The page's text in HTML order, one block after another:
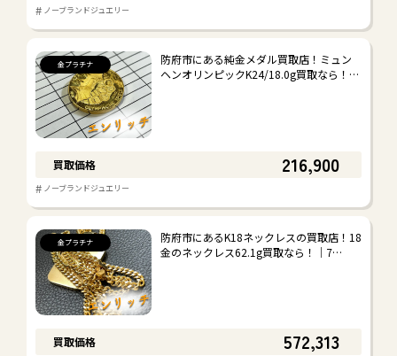
# 金プラチナ
# ノーブランドジュエリー
# ティファニー
# カレライカレラ # その他
時計
# ロレックス
# ノーブランドジュエリー
金プラチナ
防府市にある純金メダル買取店！ミュン
ヘンオリンピックK24/18.0g買取なら！…
買取価格 216,900
# ノーブランドジュエリー
金プラチナ
防府市にあるK18ネックレスの買取店！18
金のネックレス62.1g買取なら！｜7…
買取価格 572,313